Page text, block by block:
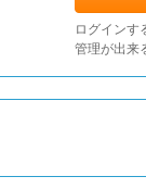
ログインす
管理が出来